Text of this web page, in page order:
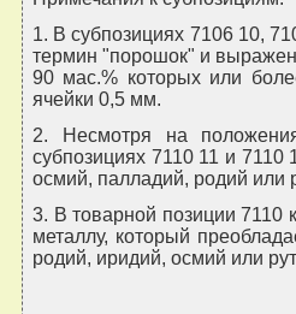
1. В субпозициях 7106 10,
термин "порошок" и
90 мас.% которых или
ячейки 0,5 мм.
2. Несмотря на
субпозициях 7110 11 и 7110
осмий, палладий, родий или
3. В товарной позиции 7110
металлу, который
родий, иридий, осмий или